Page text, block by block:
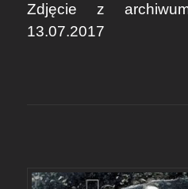
Zdjęcie z
13.07.2017